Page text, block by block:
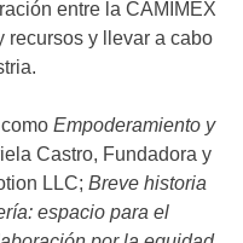
entre la CAMIMEX
recursos y llevar a cabo
Empoderamiento y
Castro, Fundadora y
LLC; Breve historia
espacio para el